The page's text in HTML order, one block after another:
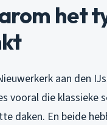
het
aan den
vooral die klassieke
daken. En beide